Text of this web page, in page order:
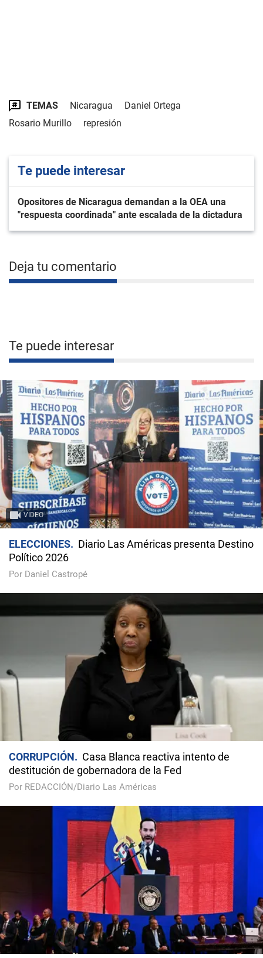
TEMAS Nicaragua
Daniel Ortega
Rosario Murillo
represión
Te puede interesar
Opositores de Nicaragua demandan a la OEA una
"respuesta coordinada" ante escalada de la dictadura
Deja tu comentario
Te puede interesar
VIDEO
ELECCIONES
Diario Las Américas presenta Destino
Político 2026
Por Daniel Castropé
CORRUPCIÓN
Casa Blanca reactiva intento de
destitución de gobernadora de la Fed
Por REDACCIÓN/Diario Las Américas